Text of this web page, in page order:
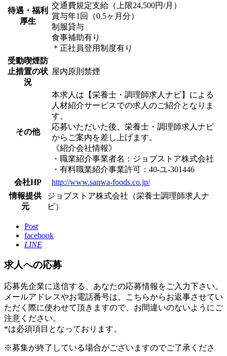
待遇・福利
厚生
交通費規定支給（上限24,500円/月）
賞与年1回（0.5ヶ月分）
制服貸与
食事補助有り
＊正社員登用制度有り
受動喫煙防
止措置の状
況
屋内原則禁煙
その他
本求人は【栄養士・調理師求人ナビ】による
人材紹介サービスでの求人のご紹介となりま
す。
応募いただいた後、栄養士・調理師求人ナビ
からご案内を差し上げます。
《紹介会社情報》
・職業紹介事業者名：ジョブストア株式会社
・有料職業紹介事業許可：40-ユ-301446
会社HP
http://www.sanwa-foods.co.jp/
情報提供
元
ジョブストア株式会社（栄養士調理師求人ナ
ビ）
Post
facebook
LINE
求人への応募
応募先企業に送信する、あなたの応募情報をご入力下さい。
メールアドレスやお電話番号は、こちらからお返事させてい
ただく際に使わせて頂きますので、お間違いのないようにご
注意ください。
*は必須項目となっております。
※募集が終了している場合がございますのでご了承くださ